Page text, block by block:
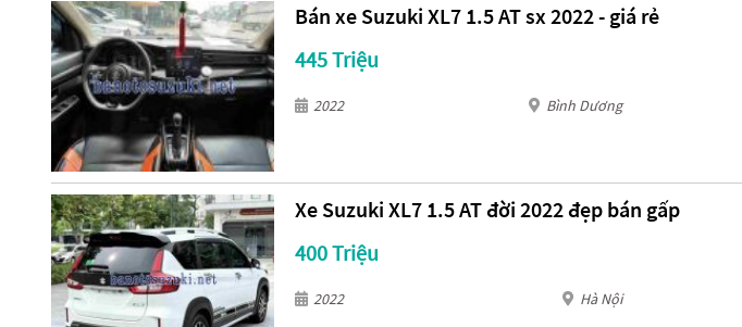
Bán xe Suzuki XL7 1.5 AT sx 2022 - giá rẻ
445 Triệu
2022 Bình Dương
Xe Suzuki XL7 1.5 AT đời 2022 đẹp bán gấp
400 Triệu
2022 Hà Nội